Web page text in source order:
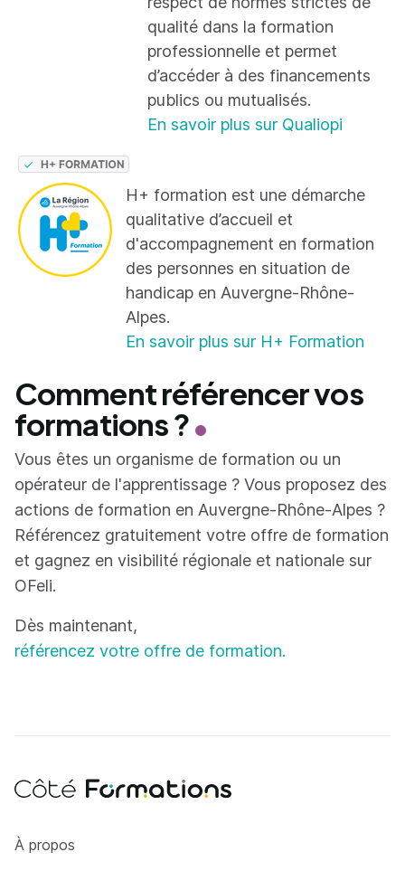
qualité dans la formation
professionnelle et permet
d’accéder à des financements
publics ou mutualisés.
En savoir plus sur Qualiopi
H+ formation est une démarche
qualitative d’accueil et
d'accompagnement en formation
des personnes en situation de
handicap en Auvergne-Rhône-
Alpes.
En savoir plus sur H+ Formation
Comment référencer vos
formations ?
Vous êtes un organisme de formation ou un
opérateur de l'apprentissage ? Vous proposez des
actions de formation en Auvergne-Rhône-Alpes ?
Référencez gratuitement votre offre de formation
et gagnez en visibilité régionale et nationale sur
OFeli.
Dès maintenant,
référencez votre offre de formation.
Côté Formations
À propos